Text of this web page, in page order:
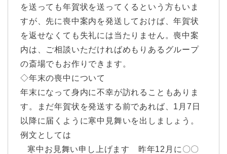
を送っても年賀状を送ってくるという方もいま
すが、先に喪中案内を発送しておけば、年賀状
を返せなくても失礼には当たりません。喪中案
内は、ご相談いただければめもりあるグループ
の斎場でもお作りできます。
◇年末の喪中について
年末になって身内に不幸が訪れることもありま
す。まだ年賀状を発送する前であれば、1月7日
以降に届くように寒中見舞いを出しましょう。
例文としては
寒中お見舞い申し上げます 昨年12月に〇〇